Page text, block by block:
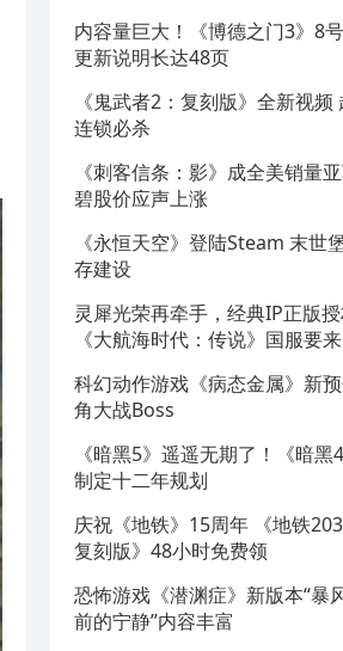
内容量巨大！《博德之门3》8
更新说明长达48页
《鬼武者2：复刻版》全新视频
连锁必杀
《刺客信条：影》成全美销量
碧股价应声上涨
《永恒天空》登陆Steam 末世
存建设
灵犀光荣再牵手，经典IP正版
《大航海时代：传说》国服要来
科幻动作游戏《病态金属》新
角大战Boss
《暗黑5》遥遥无期了！《暗黑
制定十二年规划
庆祝《地铁》15周年 《地铁
复刻版》48小时免费领
恐怖游戏《潜渊症》新版本“暴
前的宁静”内容丰富